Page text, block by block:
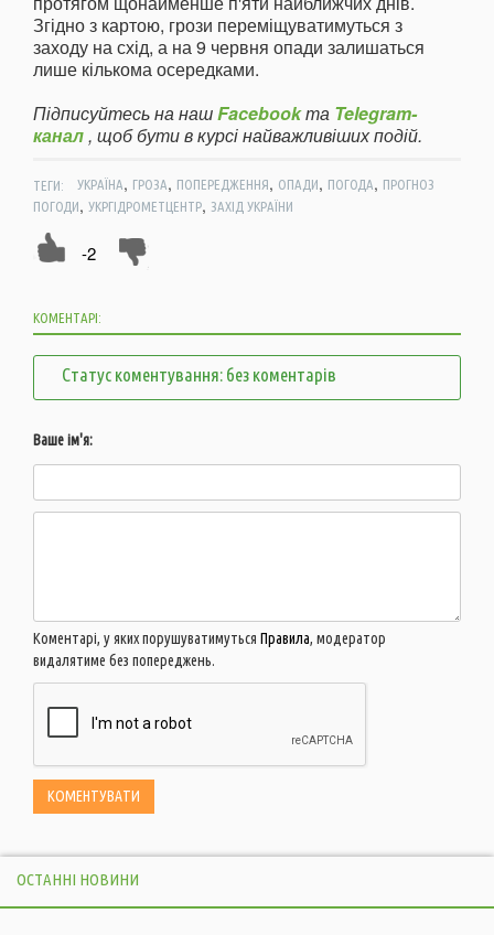
Згідно з картою, грози переміщуватимуться з
заходу на схід, а на 9 червня опади залишаться
лише кількома осередками.
Підписуйтесь на нашFacebookта Telegram-
канал, щоб бути в курсі найважливіших подій.
ТЕГИ: УКРАЇНА, ГРОЗА, ПОПЕРЕДЖЕННЯ, ОПАДИ, ПОГОДА, ПРОГНОЗ
ПОГОДИ, УКРГІДРОМЕТЦЕНТР, ЗАХІД УКРАЇНИ
-2
КОМЕНТАРІ:
Статус коментування: без коментарів
Ваше ім'я:
Коментарі, у яких порушуватимуться Правила, модератор
видалятиме без попереджень.
ОСТАННІ НОВИНИ